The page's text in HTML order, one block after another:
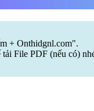
+ Onthidgnl.com".
File PDF (nếu có)